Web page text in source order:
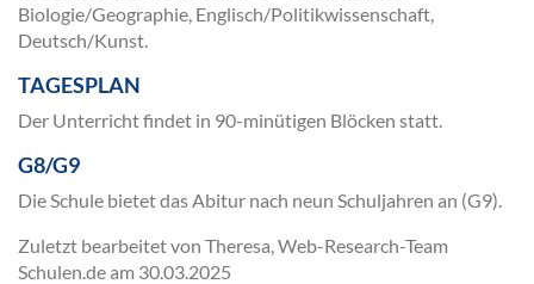
Biologie/Geographie, Englisch/Politikwissenschaft,
Deutsch/Kunst.
TAGESPLAN
Der Unterricht findet in 90-minütigen Blöcken statt.
G8/G9
Die Schule bietet das Abitur nach neun Schuljahren an (G9).
Zuletzt bearbeitet von Theresa, Web-Research-Team
Schulen.de am 30.03.2025